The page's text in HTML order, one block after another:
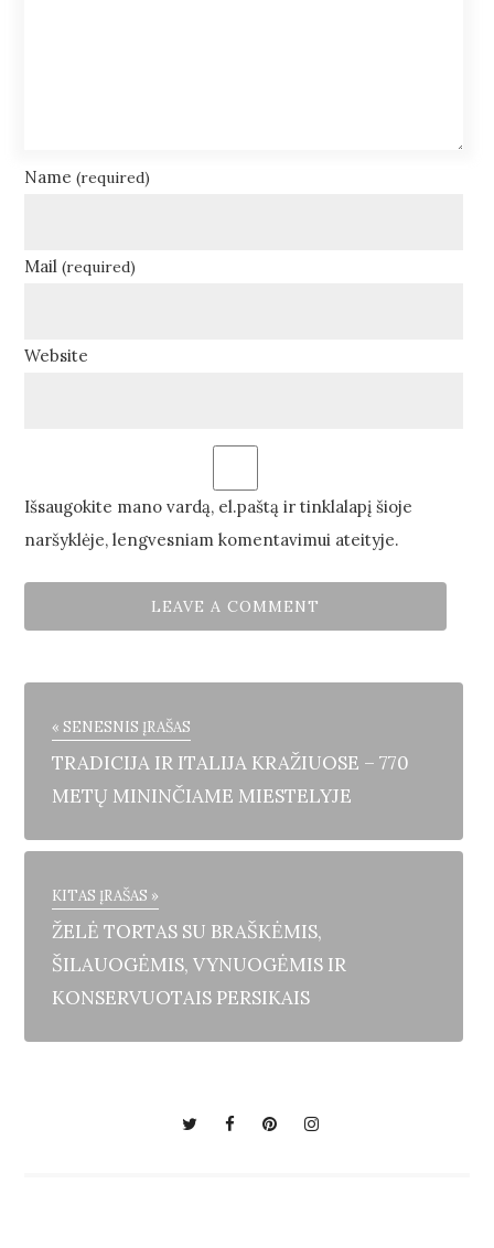
Name(required)
Mail(required)
Website
Išsaugokite mano vardą, el.paštą ir tinklalapį šioje
naršyklėje, lengvesniam komentavimui ateityje.
« SENESNIS ĮRAŠAS
TRADICIJA IR ITALIJA KRAŽIUOSE – 770
METŲ MININČIAME MIESTELYJE
KITAS ĮRAŠAS »
ŽELĖ TORTAS SU BRAŠKĖMIS,
ŠILAUOGĖMIS, VYNUOGĖMIS IR
KONSERVUOTAIS PERSIKAIS